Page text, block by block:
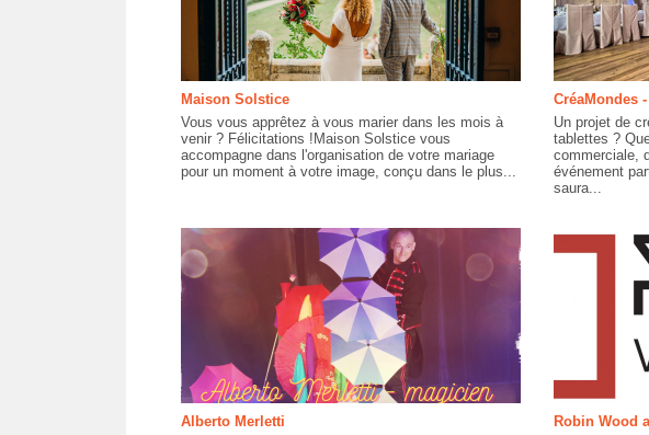
Maison Solstice
Vous vous apprêtez à vous marier dans les mois à
venir ? Félicitations !Maison Solstice vous
accompagne dans l'organisation de votre mariage
pour un moment à votre image, conçu dans le plus...
CréaMondes
Un projet de
tablettes ?
commerciale,
événement
saura...
Alberto Merletti
Robin Wood